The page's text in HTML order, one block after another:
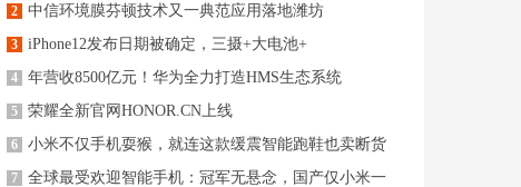
2 中信环境膜芬顿技术又一典范应用落地潍坊
3 iPhone12发布日期被确定，三摄+大电池+
4 年营收8500亿元！华为全力打造HMS生态系统
5 荣耀全新官网HONOR.CN上线
6 小米不仅手机耍猴，就连这款缓震智能跑鞋也卖断货
7 全球最受欢迎智能手机：冠军无悬念，国产仅小米一